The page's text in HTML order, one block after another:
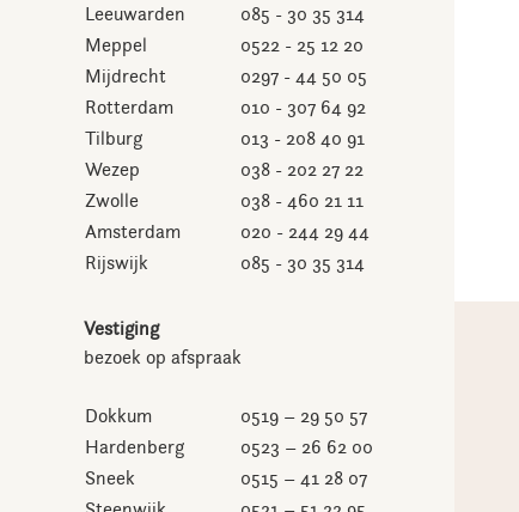
Leeuwarden
085 - 30 35 314
Meppel
0522 - 25 12 20
Mijdrecht
0297 - 44 50 05
Rotterdam
010 - 307 64 92
Tilburg
013 - 208 40 91
Wezep
038 - 202 27 22
Zwolle
038 - 460 21 11
Amsterdam
020 - 244 29 44
Rijswijk
085 - 30 35 314
Vestiging
bezoek op afspraak
Dokkum
0519 – 29 50 57
Hardenberg
0523 – 26 62 00
Sneek
0515 – 41 28 07